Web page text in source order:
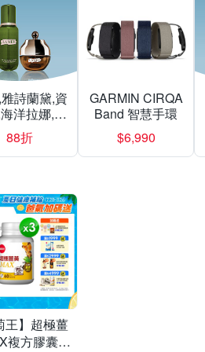
詩蘭黛,資
洋拉娜,赫
▼結帳再折
88折
GARMIN CIRQA
Band 智慧手環
$6,990
王】超極薑
複方膠囊